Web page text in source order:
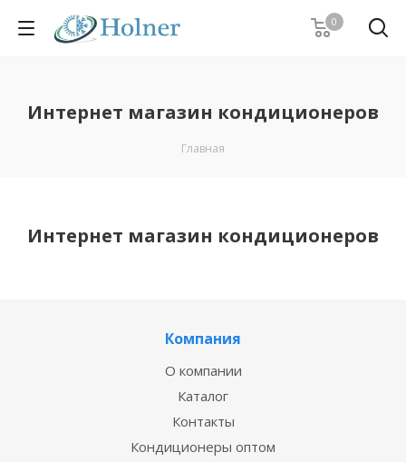
0
Интернет магазин кондиционеров
Главная
Интернет магазин кондиционеров
Компания
О компании
Каталог
Контакты
Кондиционеры оптом